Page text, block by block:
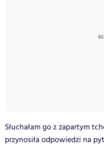
Słuchałam go z zapartym
przynosiła odpowiedzi na